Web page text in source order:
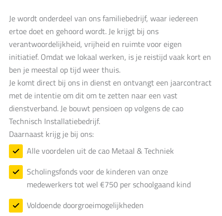
Je wordt onderdeel van ons familiebedrijf, waar iedereen
ertoe doet en gehoord wordt. Je krijgt bij ons
verantwoordelijkheid, vrijheid en ruimte voor eigen
initiatief. Omdat we lokaal werken, is je reistijd vaak kort en
ben je meestal op tijd weer thuis.
Je komt direct bij ons in dienst en ontvangt een jaarcontract
met de intentie om dit om te zetten naar een vast
dienstverband. Je bouwt pensioen op volgens de cao
Technisch Installatiebedrijf.
Daarnaast krijg je bij ons:
Alle voordelen uit de cao Metaal & Techniek
Scholingsfonds voor de kinderen van onze
medewerkers tot wel €750 per schoolgaand kind
Voldoende doorgroeimogelijkheden